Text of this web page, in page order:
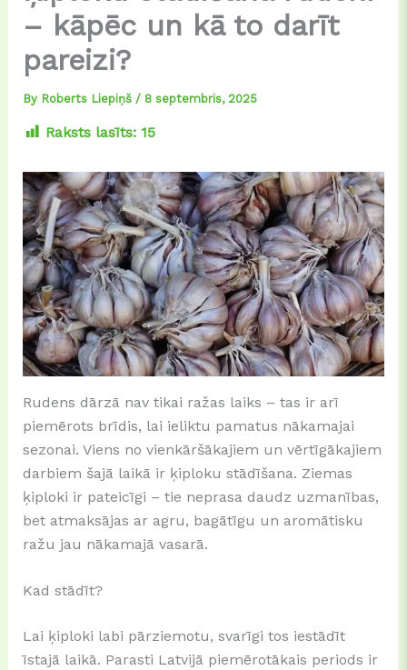
– kāpēc un kā to darīt
pareizi?
By Roberts Liepiņš / 8 septembris, 2025
Raksts lasīts: 15
Rudens dārzā nav tikai ražas laiks – tas ir arī
piemērots brīdis, lai ieliktu pamatus nākamajai
sezonai. Viens no vienkāršākajiem un vērtīgākajiem
darbiem šajā laikā ir ķiploku stādīšana. Ziemas
ķiploki ir pateicīgi – tie neprasa daudz uzmanības,
bet atmaksājas ar agru, bagātīgu un aromātisku
ražu jau nākamajā vasarā.
Kad stādīt?
Lai ķiploki labi pārziemotu, svarīgi tos iestādīt
īstajā laikā. Parasti Latvijā piemērotākais periods ir